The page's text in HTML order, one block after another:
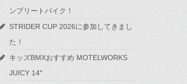
ンプリートバイク！
STRIDER CUP 2026に参加してきまし
た！
キッズBMXおすすめ MOTELWORKS
JUICY 14″